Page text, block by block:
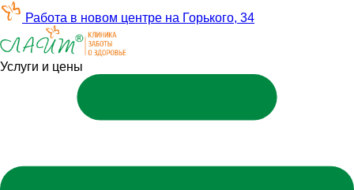
Работа в новом центре на Горького, 34
Услуги и цены